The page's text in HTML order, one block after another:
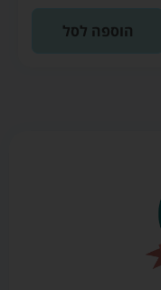
הוספה לסל